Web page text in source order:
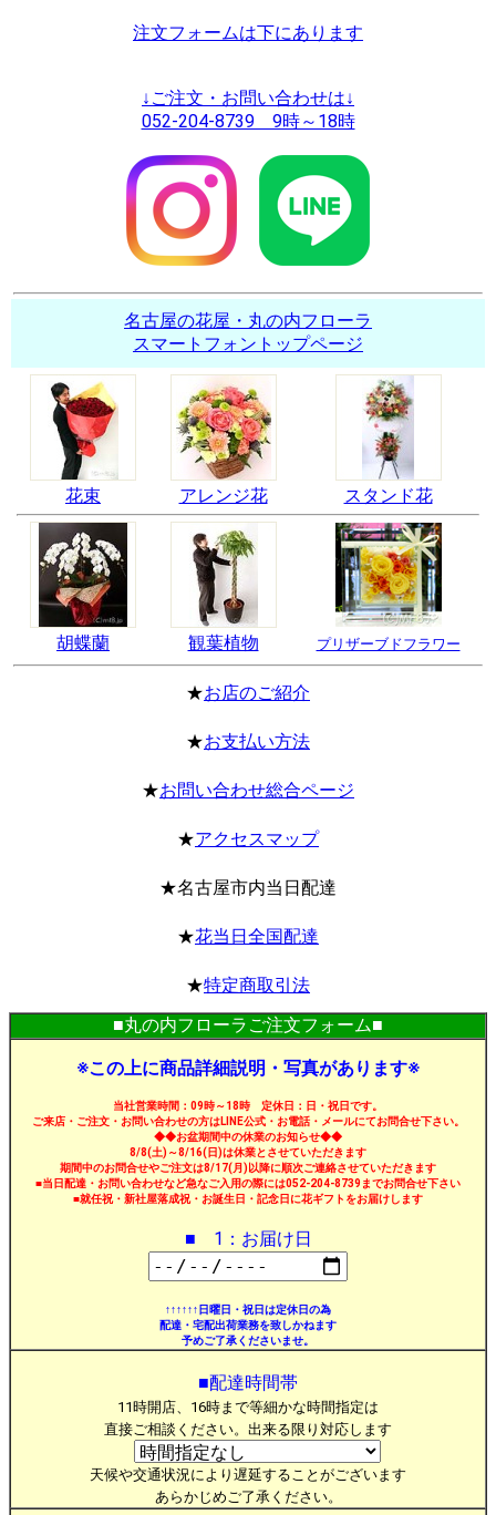
注文フォームは下にあります
↓ご注文・お問い合わせは↓
052-204-8739 9時～18時
名古屋の花屋・丸の内フローラ
スマートフォントップページ
花束 アレンジ花 スタンド花
胡蝶蘭 観葉植物 プリザーブドフラワー
★お店のご紹介
★お支払い方法
★お問い合わせ総合ページ
★アクセスマップ
★名古屋市内当日配達
★花当日全国配達
★特定商取引法
■丸の内フローラご注文フォーム■
※この上に商品詳細説明・写真があります※
当社営業時間：09時～18時 定休日：日・祝日です。
ご来店・ご注文・お問い合わせの方はLINE公式・お電話・メールにてお問合せ下さい。
◆◆お盆期間中の休業のお知らせ◆◆
8/8(土)～8/16(日)は休業とさせていただきます
期間中のお問合せやご注文は8/17(月)以降に順次ご連絡させていただきます
■当日配達・お問い合わせなど急なご入用の際には052-204-8739までお問合せ下さい
■就任祝・新社屋落成祝・お誕生日・記念日に花ギフトをお届けします
■ 1：お届け日
↑↑↑↑↑↑日曜日・祝日は定休日の為
配達・宅配出荷業務を致しかねます
予めご了承くださいませ。
■配達時間帯
11時開店、16時まで等細かな時間指定は
直接ご相談ください。出来る限り対応します
天候や交通状況により遅延することがございます
あらかじめご了承ください。